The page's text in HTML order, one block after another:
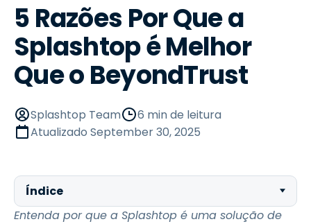
5 Razões Por Que a
Splashtop é Melhor
Que o BeyondTrust
Splashtop Team
6 min de leitura
Atualizado September 30, 2025
Índice
Entenda por que a Splashtop é uma solução de